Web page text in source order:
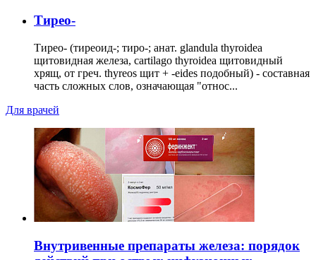
Тирео-
Тирео- (тиреоид-; тиро-; анат. glandula thyroidea
щитовидная железа, cartilago thyroidea щитовидный
хрящ, от греч. thyreos щит + -eides подобный) - составная
часть сложных слов, означающая "относ...
Для врачей
Внутривенные препараты железа: порядок